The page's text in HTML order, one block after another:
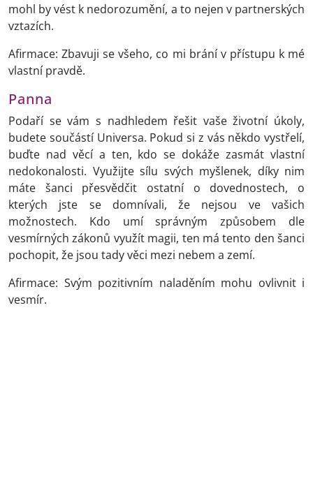
mohl by vést k nedorozumění, a to nejen v partnerských
vztazích.
Afirmace: Zbavuji se všeho, co mi brání v přístupu k mé
vlastní pravdě.
Panna
Podaří se vám s nadhledem řešit vaše životní úkoly,
budete součástí Universa. Pokud si z vás někdo vystřelí,
buďte nad věcí a ten, kdo se dokáže zasmát vlastní
nedokonalosti. Využijte sílu svých myšlenek, díky nim
máte šanci přesvědčit ostatní o dovednostech, o
kterých jste se domnívali, že nejsou ve vašich
možnostech. Kdo umí správným způsobem dle
vesmírných zákonů využít magii, ten má tento den šanci
pochopit, že jsou tady věci mezi nebem a zemí.
Afirmace: Svým pozitivním naladěním mohu ovlivnit i
vesmír.